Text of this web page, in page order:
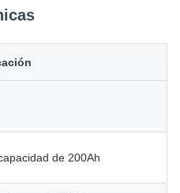
de 200Ah